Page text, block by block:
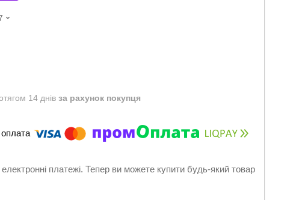
14 днів за рахунок покупця
електронні платежі. Тепер ви можете купити будь-який товар